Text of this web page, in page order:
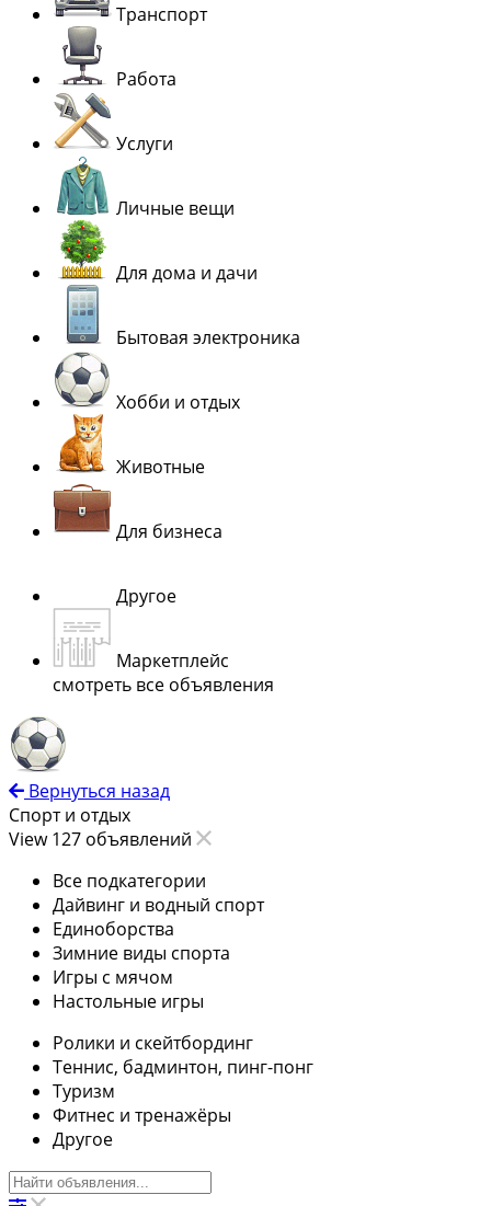
Транспорт
Работа
Услуги
Личные вещи
Для дома и дачи
Бытовая электроника
Хобби и отдых
Животные
Для бизнеса
Другое
Маркетплейс
смотреть все объявления
Вернуться назад
Спорт и отдых
View 127 объявлений
Все подкатегории
Дайвинг и водный спорт
Единоборства
Зимние виды спорта
Игры с мячом
Настольные игры
Ролики и скейтбординг
Теннис, бадминтон, пинг-понг
Туризм
Фитнес и тренажёры
Другое